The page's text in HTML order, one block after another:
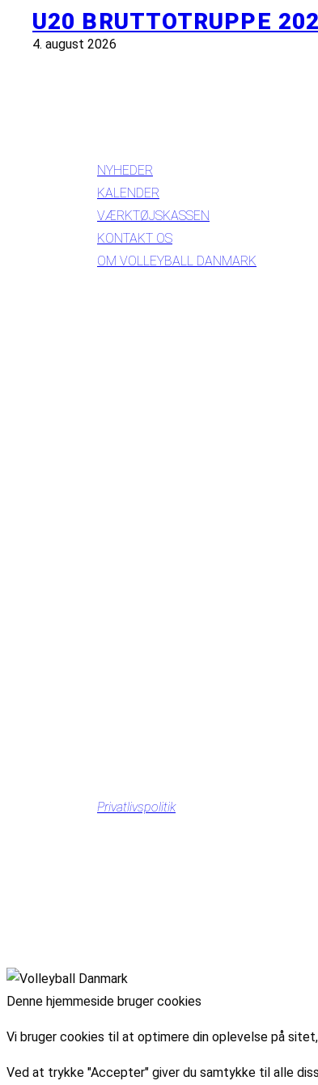
U20 BRUTTOTRUPPE
4. august 2026
NYHEDER
KALENDER
VÆRKTØJSKASSEN
KONTAKT OS
OM VOLLEYBALL DANMARK
Privatlivspolitik
Denne hjemmeside bruger cookies
Vi bruger cookies til at optimere din oplevelse på
Ved at trykke "Accepter" giver du samtykke til alle